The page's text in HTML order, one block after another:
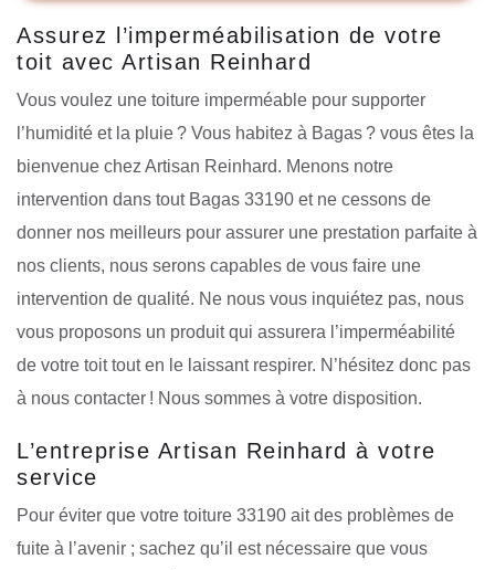
Assurez l’imperméabilisation de votre
toit avec Artisan Reinhard
Vous voulez une toiture imperméable pour supporter
l’humidité et la pluie ? Vous habitez à Bagas ? vous êtes la
bienvenue chez Artisan Reinhard. Menons notre
intervention dans tout Bagas 33190 et ne cessons de
donner nos meilleurs pour assurer une prestation parfaite à
nos clients, nous serons capables de vous faire une
intervention de qualité. Ne nous vous inquiétez pas, nous
vous proposons un produit qui assurera l’imperméabilité
de votre toit tout en le laissant respirer. N’hésitez donc pas
à nous contacter ! Nous sommes à votre disposition.
L’entreprise Artisan Reinhard à votre
service
Pour éviter que votre toiture 33190 ait des problèmes de
fuite à l’avenir ; sachez qu’il est nécessaire que vous